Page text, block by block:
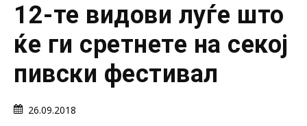
12-те видови луѓе што
ќе ги сретнете на секој
пивски фестивал
26.09.2018